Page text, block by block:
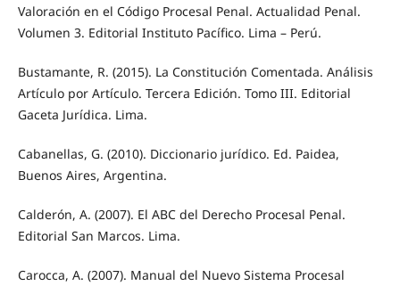
Valoración en el Código Procesal Penal. Actualidad Penal.
Volumen 3. Editorial Instituto Pacífico. Lima – Perú.
Bustamante, R. (2015). La Constitución Comentada. Análisis
Artículo por Artículo. Tercera Edición. Tomo III. Editorial
Gaceta Jurídica. Lima.
Cabanellas, G. (2010). Diccionario jurídico. Ed. Paidea,
Buenos Aires, Argentina.
Calderón, A. (2007). El ABC del Derecho Procesal Penal.
Editorial San Marcos. Lima.
Carocca, A. (2007). Manual del Nuevo Sistema Procesal